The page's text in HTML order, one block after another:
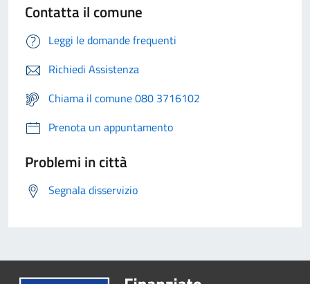
Contatta il comune
Leggi le domande frequenti
Richiedi Assistenza
Chiama il comune 080 3716102
Prenota un appuntamento
Problemi in città
Segnala disservizio